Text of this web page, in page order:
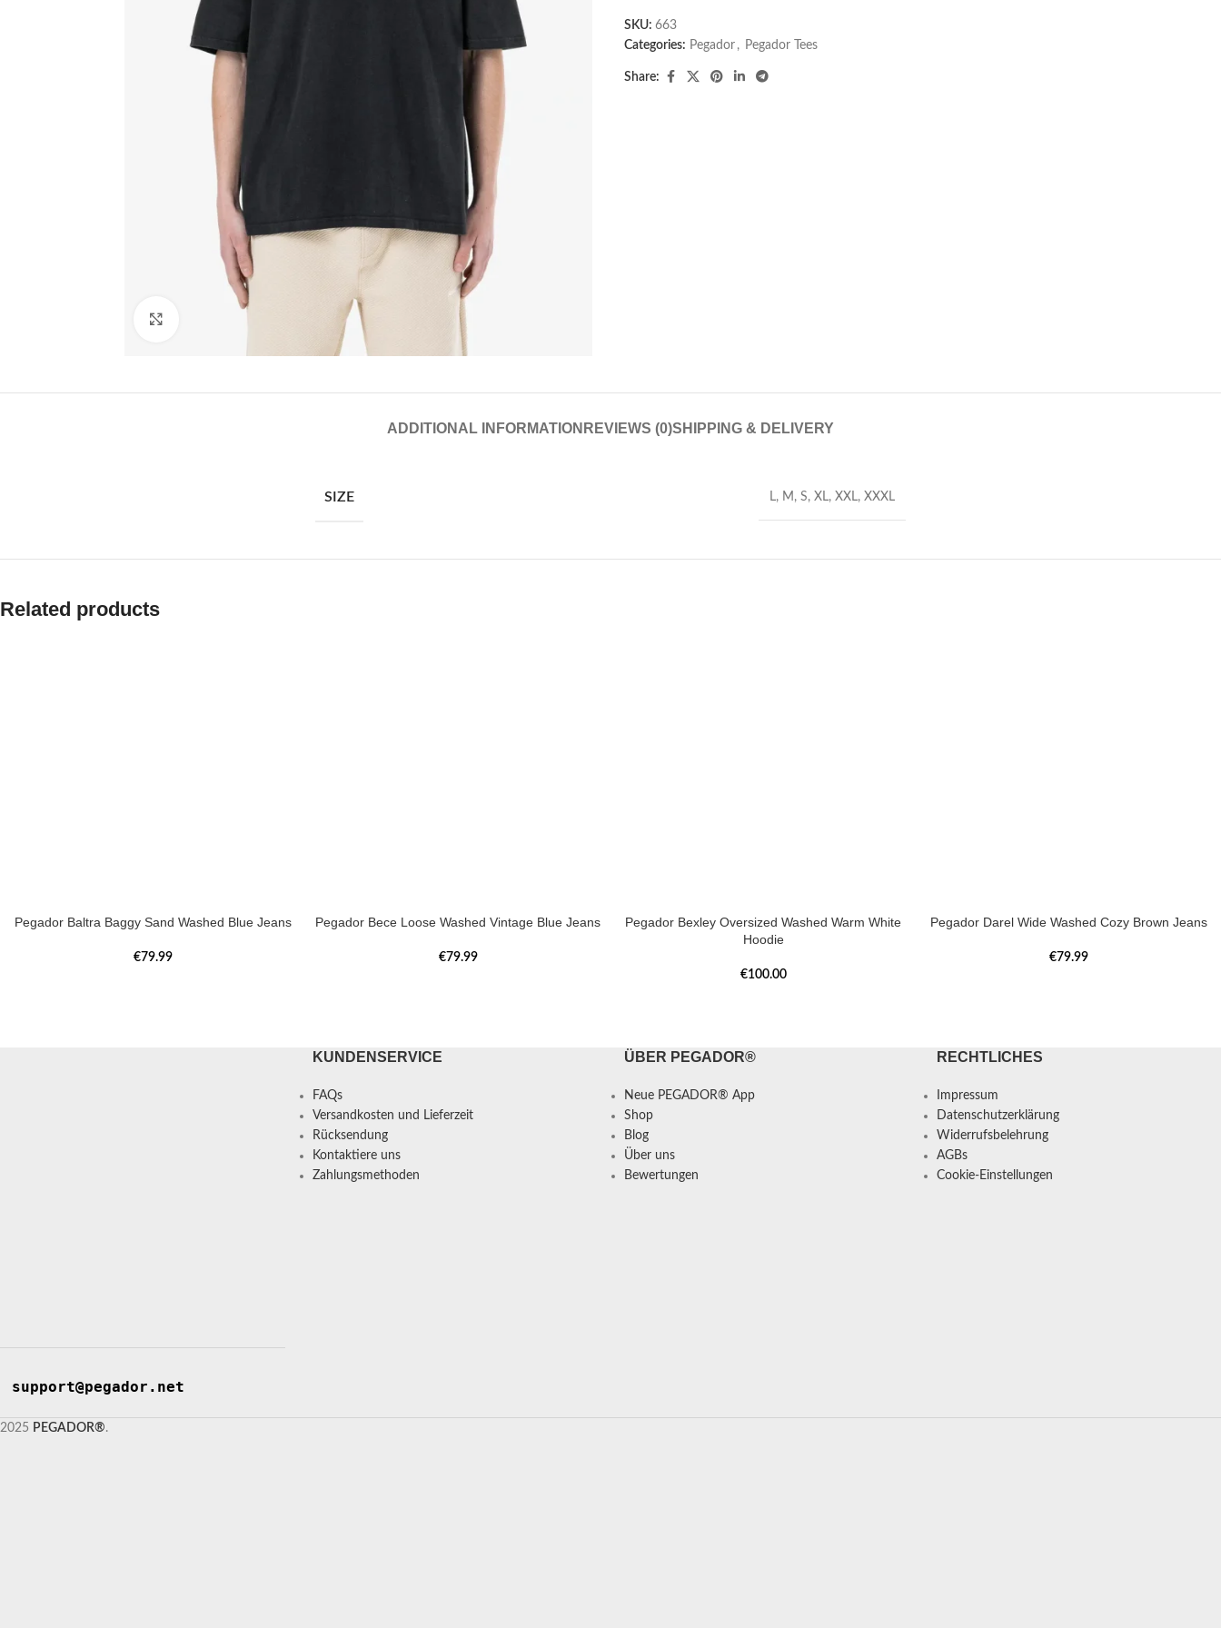
SKU: 663
Categories: Pegador​ , Pegador Tees
Share:
ADDITIONAL INFORMATION REVIEWS (0)SHIPPING & DELIVERY
SIZE L, M , S, XL, XXL, XXXL
Related products
Pegador Baltra Baggy Sand Washed Blue Jeans
€79.99
Pegador Bece Loose Washed Vintage Blue Jeans
€79.99
Pegador Bexley Oversized Washed Warm White
Hoodie
€100.00
Pegador Darel Wide Washed Cozy Brown Jeans
€79.99
support@pegador.net
KUNDENSERVICE
FAQs
Versandkosten und Lieferzeit
Rücksendung
Kontaktiere uns
Zahlungsmethoden
ÜBER PEGADOR®
Neue PEGADOR® App
Shop
Blog
Über uns
Bewertungen
RECHTLICHES
Impressum
Datenschutzerklärung
Widerrufsbelehrung
AGBs
Cookie-Einstellungen
2025 PEGADOR®.